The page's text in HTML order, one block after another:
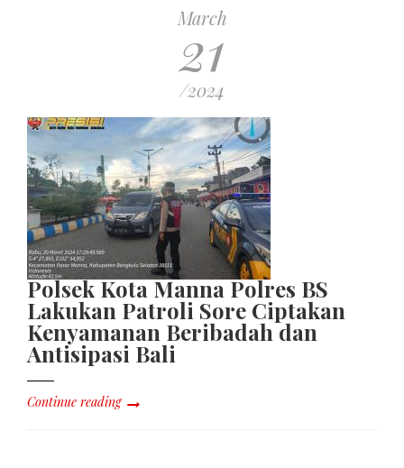
March
21
/2024
Polsek Kota Manna Polres BS
Lakukan Patroli Sore Ciptakan
Kenyamanan Beribadah dan
Antisipasi Bali
Continue reading